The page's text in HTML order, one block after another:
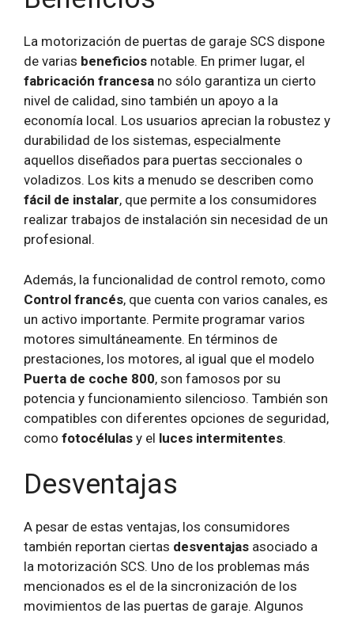
La motorización de puertas de garaje SCS dispone
de varias beneficios notable. En primer lugar, el
fabricación francesa no sólo garantiza un cierto
nivel de calidad, sino también un apoyo a la
economía local. Los usuarios aprecian la robustez y
durabilidad de los sistemas, especialmente
aquellos diseñados para puertas seccionales o
voladizos. Los kits a menudo se describen como
fácil de instalar, que permite a los consumidores
realizar trabajos de instalación sin necesidad de un
profesional.
Además, la funcionalidad de control remoto, como
Control francés, que cuenta con varios canales, es
un activo importante. Permite programar varios
motores simultáneamente. En términos de
prestaciones, los motores, al igual que el modelo
Puerta de coche 800, son famosos por su
potencia y funcionamiento silencioso. También son
compatibles con diferentes opciones de seguridad,
como fotocélulas y el luces intermitentes.
Desventajas
A pesar de estas ventajas, los consumidores
también reportan ciertas desventajas asociado a
la motorización SCS. Uno de los problemas más
mencionados es el de la sincronización de los
movimientos de las puertas de garaje. Algunos